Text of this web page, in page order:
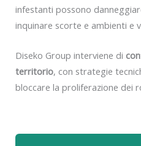
infestanti possono
inquinare scorte e ambienti e
Diseko Group interviene di
territorio, con strategie
bloccare la proliferazione dei